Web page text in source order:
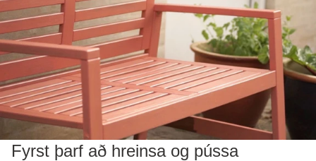
Fyrst þarf að hreinsa og pússa